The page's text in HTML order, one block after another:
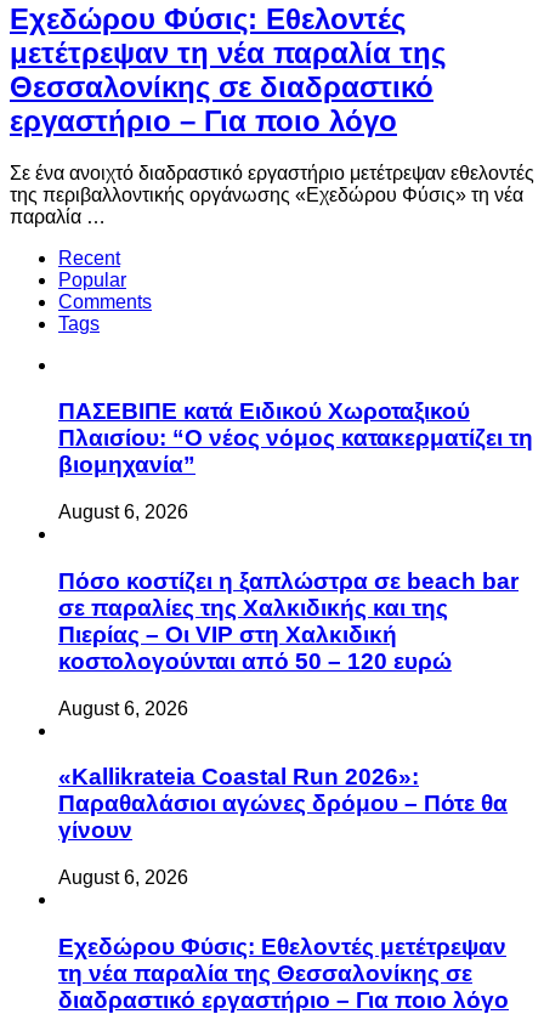
Eχεδώρου Φύσις: Εθελοντές
μετέτρεψαν τη νέα παραλία της
Θεσσαλονίκης σε διαδραστικό
εργαστήριο – Για ποιο λόγο
Σε ένα ανοιχτό διαδραστικό εργαστήριο μετέτρεψαν εθελοντές
της περιβαλλοντικής οργάνωσης «Εχεδώρου Φύσις» τη νέα
παραλία …
Recent
Popular
Comments
Tags
ΠΑΣΕΒΙΠΕ κατά Ειδικού Χωροταξικού
Πλαισίου: “Ο νέος νόμος κατακερματίζει τη
βιομηχανία”
August 6, 2026
Πόσο κοστίζει η ξαπλώστρα σε beach bar
σε παραλίες της Χαλκιδικής και της
Πιερίας – Οι VIP στη Χαλκιδική
κοστολογούνται από 50 – 120 ευρώ
August 6, 2026
«Kallikrateia Coastal Run 2026»:
Παραθαλάσιοι αγώνες δρόμου – Πότε θα
γίνουν
August 6, 2026
Eχεδώρου Φύσις: Εθελοντές μετέτρεψαν
τη νέα παραλία της Θεσσαλονίκης σε
διαδραστικό εργαστήριο – Για ποιο λόγο